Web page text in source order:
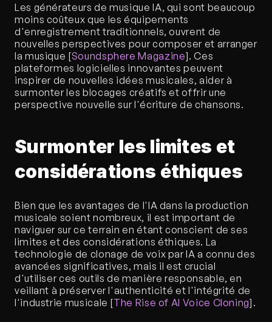
Les générateurs de musique IA, qui sont beaucoup
moins coûteux que les équipements
d'enregistrement traditionnels, ouvrent de
nouvelles perspectives pour composer et arranger
la musique [Soundsphere Magazine]. Ces
plateformes logicielles innovantes peuvent
inspirer de nouvelles idées musicales, aider à
surmonter les blocages créatifs et offrir une
perspective nouvelle sur l'écriture de chansons.
Surmonter les limites et
considérations éthiques
Bien que les avantages de l'IA dans la production
musicale soient nombreux, il est important de
naviguer sur ce terrain en étant conscient de ses
limites et des considérations éthiques. La
technologie de clonage de voix par IA a connu des
avancées significatives, mais il est crucial
d'utiliser ces outils de manière responsable, en
veillant à préserver l'authenticité et l'intégrité de
l'industrie musicale [The Rise of AI Voice Cloning].